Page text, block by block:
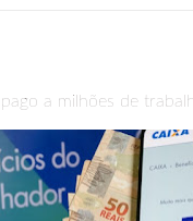
a milhões de